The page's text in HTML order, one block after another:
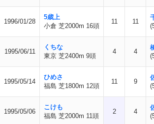
1996/01/28
5歳上
小倉 芝2000m 16頭
11 11
1995/06/11
くちな
東京 芝2400m 9頭
4 4
1995/05/14
ひめさ
福島 芝1800m 12頭
11 9
1995/05/06
こけも
福島 芝2000m 11頭
2 4